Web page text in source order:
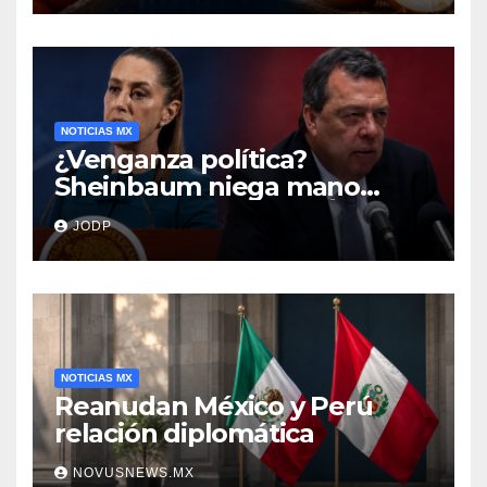
NOTICIAS MX
¿Venganza política?
Sheinbaum niega mano
negra en captura de Ángel
Aguirre
JODP
NOTICIAS MX
Reanudan México y Perú
relación diplomática
NOVUSNEWS.MX